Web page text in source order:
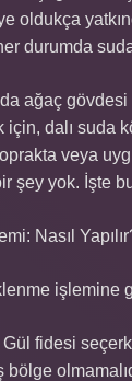
oldukça
durumda
ağaç gövdesi
için, dalı suda
veya
şey yok. İşte
Nasıl
işlemine
fidesi